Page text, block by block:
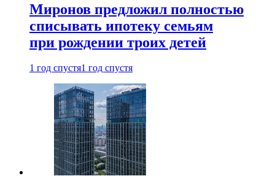
Миронов предложил полностью
списывать ипотеку семьям
при рождении троих детей
1 год спустя1 год спустя